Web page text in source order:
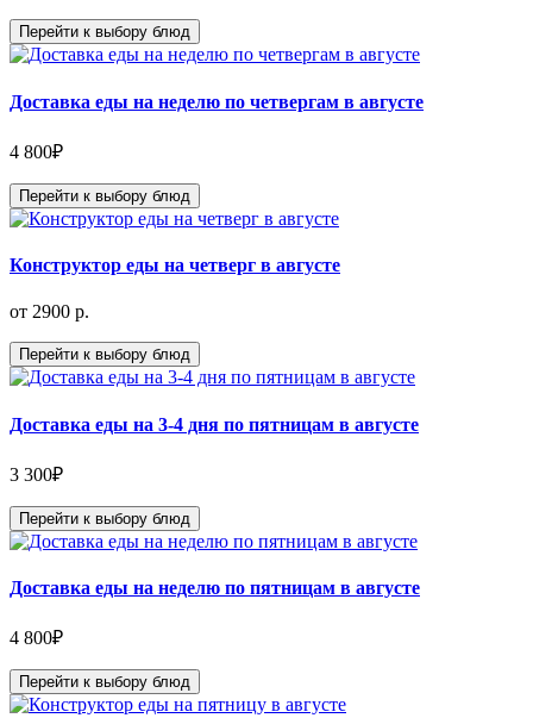
Перейти к выбору блюд
Доставка еды на неделю по четвергам в августе
4 800₽
Перейти к выбору блюд
Конструктор еды на четверг в августе
от 2900 р.
Перейти к выбору блюд
Доставка еды на 3-4 дня по пятницам в августе
3 300₽
Перейти к выбору блюд
Доставка еды на неделю по пятницам в августе
4 800₽
Перейти к выбору блюд